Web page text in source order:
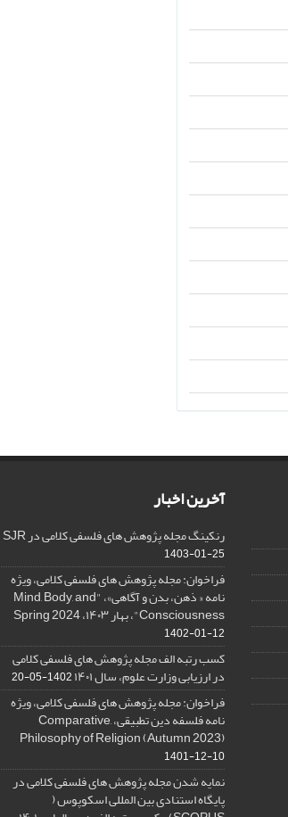
آخرین اخبار
رنکینگ مجله پژوهش های فلسفی کلامی در SJR
1403-01-25
فراخوان: مجله پژوهش های فلسفی کلامی، ویژه
نامه « ذهن، بدن و آگاهی»، "Mind, Body, and
Consciousness"، بهار ۱۴۰۳، Spring 2024
1402-01-12
کسب رتبه الف مجله پژوهش های فلسفی کلامی
در ارزیابی وزارت علوم، سال ۱۴۰۱ 1402-05-20
فراخوان: مجله پژوهش های فلسفی کلامی، ویژه
نامه فلسفه دین تطبیقی، ,Comparative
Philosophy of Religion (Autumn 2023)
1401-12-10
نمایه شدن مجله پژوهش های فلسفی کلامی در
پایگاه استنادی بین المللی اسکوپوس (